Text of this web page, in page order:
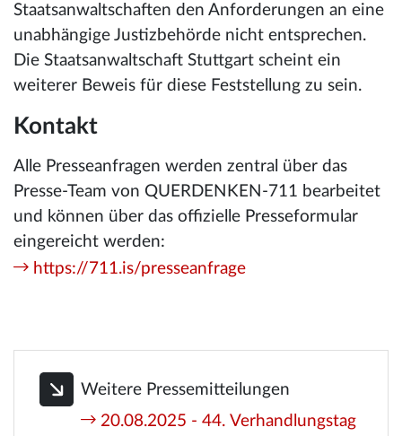
Staatsanwaltschaften den Anforderungen an eine
unabhängige Justizbehörde nicht entsprechen.
Die Staatsanwaltschaft Stuttgart scheint ein
weiterer Beweis für diese Feststellung zu sein.
Kontakt
Alle Presseanfragen werden zentral über das
Presse-Team von QUERDENKEN-711 bearbeitet
und können über das offizielle Presseformular
eingereicht werden:
https://711.is/presseanfrage
Weitere Pressemitteilungen
20.08.2025 - 44. Verhandlungstag